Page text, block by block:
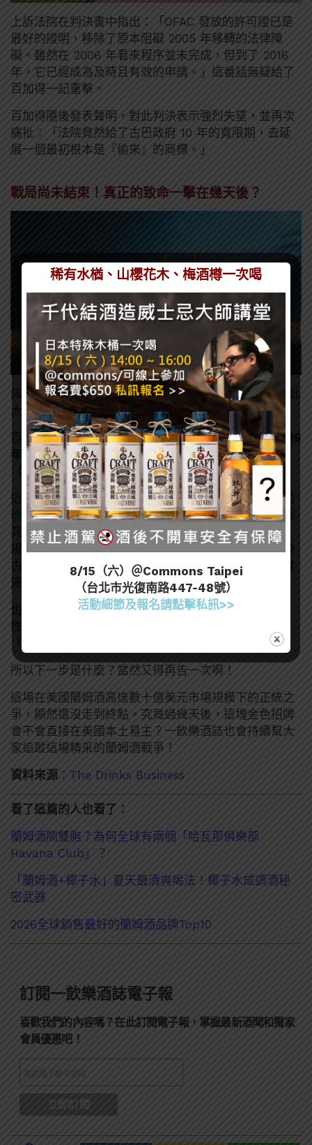
上訴法院在判決書中指出：「OFAC 發放的許可證已是
最好的證明，移除了原本阻礙 2005 年移轉的法律障
礙。雖然在 2006 年看來程序並未完成，但到了 2016
年，它已經成為及時且有效的申請。」這番話無疑給了
百加得一記重擊。
百加得隨後發表聲明，對此判決表示強烈失望，並再次
痛批：「法院竟然給了古巴政府 10 年的寬限期，去延
展一個最初根本是『偷來』的商標。」
戰局尚未結束！真正的致命一擊在幾天後？
誒~你是不是和我們一樣，以為古巴政府與保樂力加就此
大獲全勝？那就太小看這場世紀官司的戲劇性了。
百加得在聲明中拋出了一個關鍵伏筆：古巴政府在 2016
年獲得的 10 年商標延展，算一算時間，剛好就在今年
（2026年）6月的這幾天到期！
這意味著，古巴必須立刻申請下一次的延展！然而，如
你我所知，以美國現行的法律以及環境，對古巴可謂極
其不利。百加得指出，根據 2024 年美國通過的新法
規，美國法院及政府機構已被明確 「禁止」 承認任何被
古巴政府強行沒收的商標。當年拜登政府對古巴商標實
施的封鎖限制，此時將成為百加得最心腹的王牌。
也就是說，Cubaexport 雖然贏了過去 10 年的合法
性，但在接下來幾天內，他們很有可能因為新法規而
所以下一步是什麼？當然又得再告一次啊！
這場在美國蘭姆酒高達數十億美元市場規模下的正統之
爭，顯然還沒走到終點。究竟過幾天後，這塊金色招牌
會不會直接在美國本土易主？一飲樂酒誌也會持續幫大
家追蹤這場精采的蘭姆酒戰爭！
資料來源 ： The Drinks Business
看了這篇的人也看了：
蘭姆酒鬧雙胞？為何全球有兩個「哈瓦那俱樂部
Havana Club」？
「蘭姆酒+椰子水」夏天最清爽喝法！椰子水成調酒秘
密武器
2026全球銷售最好的蘭姆酒品牌Top10
訂閱一飲樂酒誌電子報
喜歡我們的內容嗎？在此訂閱電子報，掌握最新酒聞和獨家
會員優惠吧！
稀有水楢、山櫻花木、梅酒樽一次喝
8/15（六）＠Commons Taipei
（台北市光復南路447-48號）
活動細節及報名請點擊私訊>>